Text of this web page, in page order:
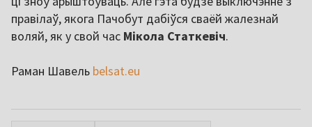
правілаў, якога Пачобут дабіўся сваёй жалезнай
воляй, як у свой час Мікола Статкевіч.
Раман Шавель belsat.eu